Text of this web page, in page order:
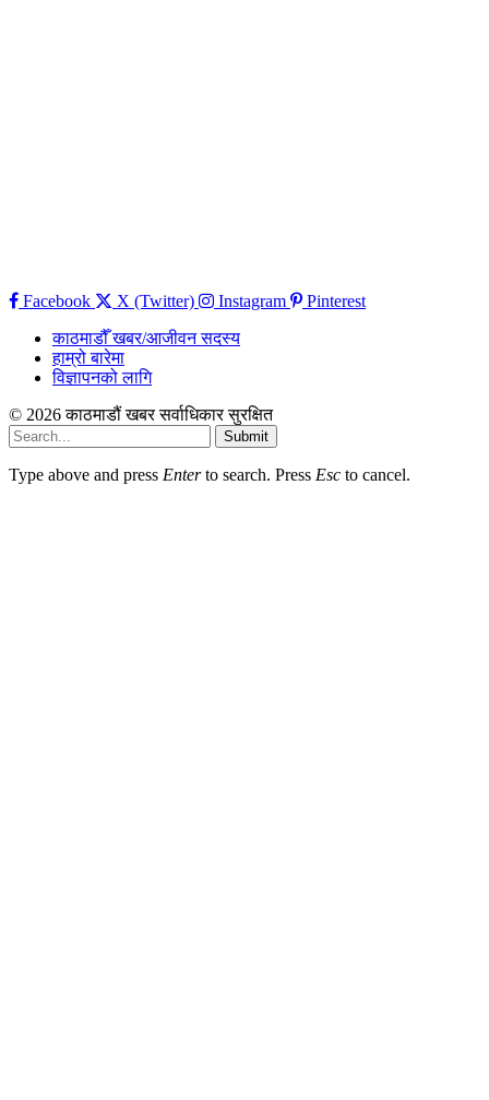
Facebook X (Twitter) Instagram
Pinterest
काठमाडौँ खबर/आजीवन सदस्य
हाम्रो बारेमा
विज्ञापनको लागि
© 2026 काठमाडौं खबर सर्वाधिकार सुरक्षित
Submit
Type above and press Enterto search. Press Esc to cancel.